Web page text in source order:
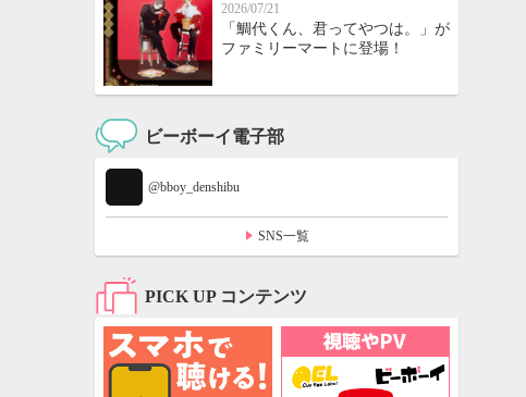
2026/07/21
「鯛代くん、君ってやつは。」が
ファミリーマートに登場！
ビーボーイ電子部
@bboy_denshibu
SNS一覧
PICK UP コンテンツ